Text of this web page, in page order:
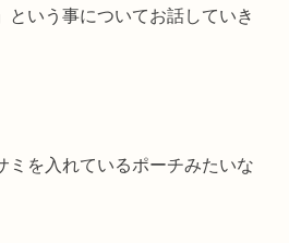
という事についてお話していき
ミを入れているポーチみたいな